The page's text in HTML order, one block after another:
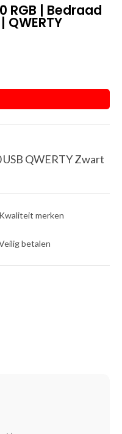
RGB | Bedraad
USB QWERTY Zwart
Kwaliteit merken
betalen